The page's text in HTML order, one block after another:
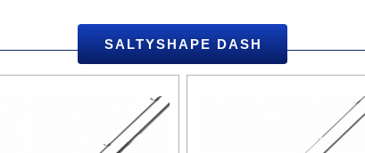
SALTYSHAPE DASH